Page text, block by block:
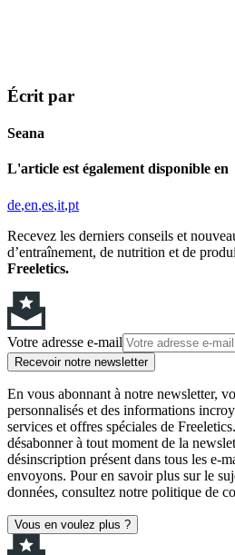
Écrit par
Seana
L'article est également disponible en
de en es it pt
Recevez les derniers conseils et
d’entraînement, de nutrition et de
Freeletics.
Votre adresse e-mail
Recevoir notre newsletter
En vous abonnant à notre newsletter,
personnalisés et des informations
services et offres spéciales de
désabonner à tout moment de la
désinscription présent dans tous les e-
envoyons. Pour en savoir plus sur le
données, consultez notre politique de
Vous en voulez plus ?